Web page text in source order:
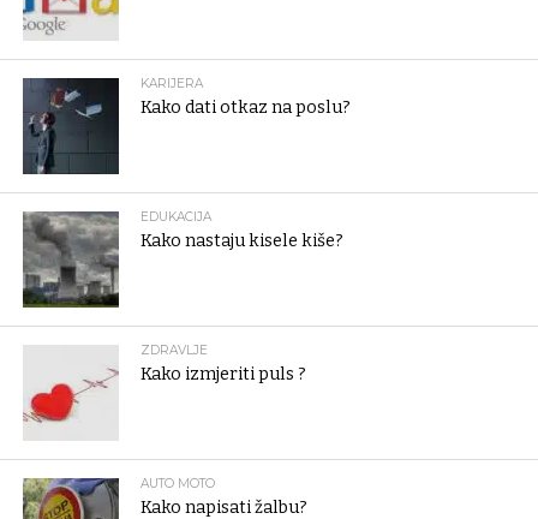
KARIJERA
Kako dati otkaz na poslu?
EDUKACIJA
Kako nastaju kisele kiše?
ZDRAVLJE
Kako izmjeriti puls ?
AUTO MOTO
Kako napisati žalbu?